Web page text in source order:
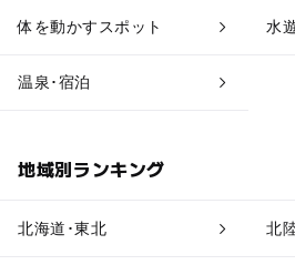
体を動かすスポット 水
温泉･宿泊
地域別ランキング
北海道･東北 北